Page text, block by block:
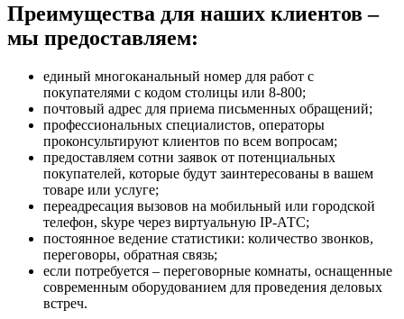
Преимущества для наших клиентов –
мы предоставляем:
единый многоканальный номер для работ с
покупателями с кодом столицы или 8-800;
почтовый адрес для приема письменных обращений;
профессиональных специалистов, операторы
проконсультируют клиентов по всем вопросам;
предоставляем сотни заявок от потенциальных
покупателей, которые будут заинтересованы в вашем
товаре или услуге;
переадресация вызовов на мобильный или городской
телефон, skype через виртуальную IP-АТС;
постоянное ведение статистики: количество звонков,
переговоры, обратная связь;
если потребуется – переговорные комнаты, оснащенные
современным оборудованием для проведения деловых
встреч.